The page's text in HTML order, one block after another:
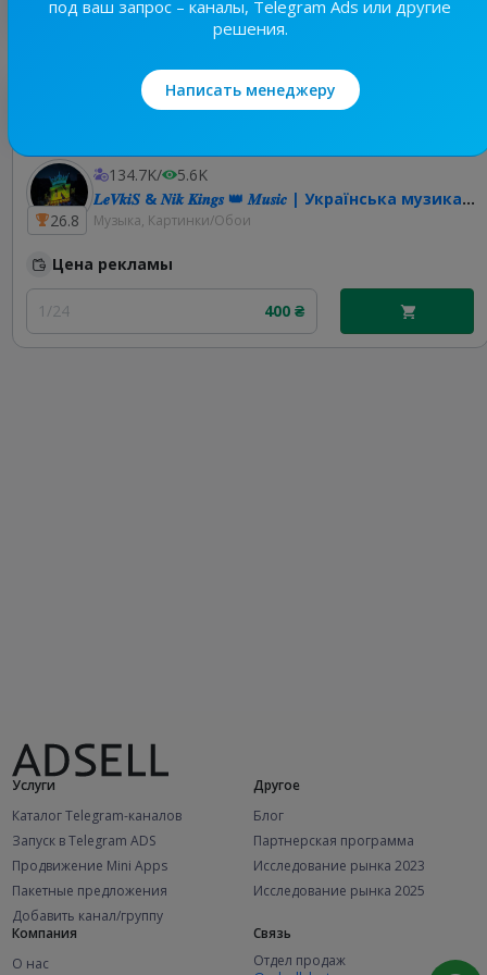
Лучшие по теме
26.8
134.7K/
5.6K
𝑳𝒆𝑽𝒌𝒊𝑺 & 𝑵𝒊𝒌 𝑲𝒊𝒏𝒈𝒔 👑 𝑴𝒖𝒔𝒊𝒄 | Українська музика | Ремікси 🇺🇦
Музыка, Картинки/Обои
Цена рекламы
1/24 400 ₴
Услуги
Каталог Telegram-каналов
Запуск в Telegram ADS
Продвижение Mini Apps
Пакетные предложения
Добавить канал/группу
Другое
Блог
Партнерская программа
Исследование рынка 2023
Исследование рынка 2025
Компания
О нас
Связь
Отдел продаж
под ваш запрос – каналы, Telegram Ads или другие
решения.
Написать менеджеру